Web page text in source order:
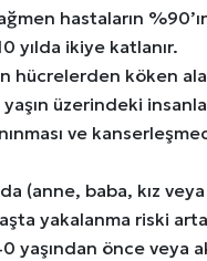
hastaların
yılda ikiye katlanır.
hücrelerden köken
üzerindeki
ve
(anne, baba, kız
yakalanma riski
yaşından önce veya